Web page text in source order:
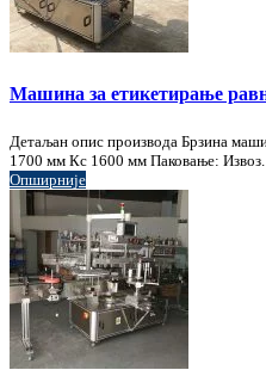
Машина за етикетирање
Детаљан опис производа Брзина
1700 мм Кс 1600 мм Паковање: Извоз. ..
Опширније